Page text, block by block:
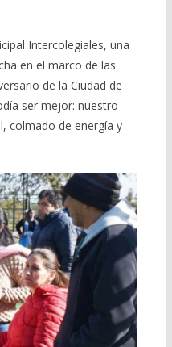
Intercolegiales, una
en el marco de las
de la Ciudad de
ser mejor: nuestro
colmado de energía y